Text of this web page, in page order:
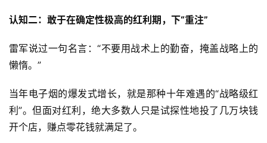
认知二：敢于在确定性极高的红利期，下“重注”
雷军说过一句名言：“不要用战术上的勤奋，掩盖战略上的
懒惰。”
当年电子烟的爆发式增长，就是那种十年难遇的“战略级红
利”。但面对红利，绝大多数人只是试探性地投了几万块钱
开个店，赚点零花钱就满足了。